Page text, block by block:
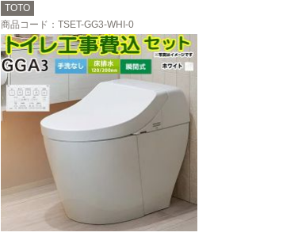
TOTO
商品コード ：TSET-GG3-WHI-0